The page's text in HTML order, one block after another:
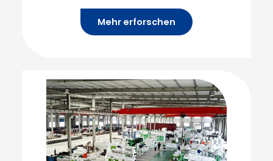
Mehr erforschen